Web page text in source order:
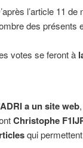
l’article 11
des présents
votes se feront à
a un site web
Christophe
qui